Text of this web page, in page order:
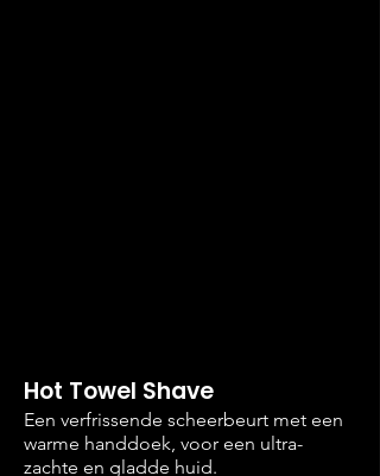
Hot Towel Shave
Een verfrissende scheerbeurt met een
warme handdoek, voor een ultra-
zachte en gladde huid.